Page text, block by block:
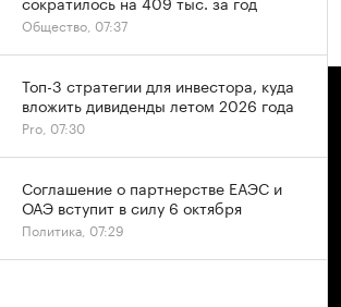
Общество, 07:37
Топ-3 стратегии для инвестора, куда
вложить дивиденды летом 2026 года
Pro, 07:30
Соглашение о партнерстве ЕАЭС и
ОАЭ вступит в силу 6 октября
Политика, 07:29